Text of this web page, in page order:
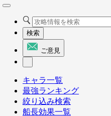
検索
ご意見
キャラ一覧
最強ランキング
絞り込み検索
船長効果一覧